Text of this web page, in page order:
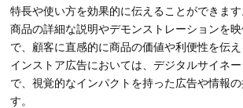
特長や使い方を効果的に伝えることができます
商品の詳細な説明やデモンストレーションを
で、顧客に直感的に商品の価値や利便性を伝え
インストア広告においては、デジタルサイネ
で、視覚的なインパクトを持った広告や情報
す。